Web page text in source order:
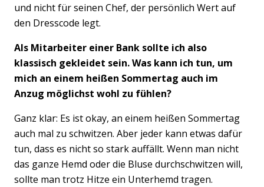
und nicht für seinen Chef, der persönlich Wert auf
den Dresscode legt.
Als Mitarbeiter einer Bank sollte ich also
klassisch gekleidet sein. Was kann ich tun, um
mich an einem heißen Sommertag auch im
Anzug möglichst wohl zu fühlen?
Ganz klar: Es ist okay, an einem heißen Sommertag
auch mal zu schwitzen. Aber jeder kann etwas dafür
tun, dass es nicht so stark auffällt. Wenn man nicht
das ganze Hemd oder die Bluse durchschwitzen will,
sollte man trotz Hitze ein Unterhemd tragen.